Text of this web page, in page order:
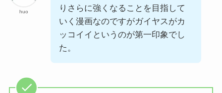
huo
りさらに強くなることを目指して
いく漫画なのですがガイヤスがカ
ッコイイというのが第一印象でし
た。